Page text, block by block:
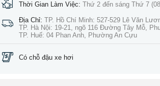
Thời Gian Làm Việc: Thứ 2 đến sáng Thứ 7
Địa Chỉ: TP. Hồ Chí Minh: 527-529 Lê Văn
TP. Hà Nội: 19-21, ngõ 116 Đường Tây Mỗ,
TP. Huế: 04 Phan Anh, Phường An Cựu
Có chỗ đậu xe hơi